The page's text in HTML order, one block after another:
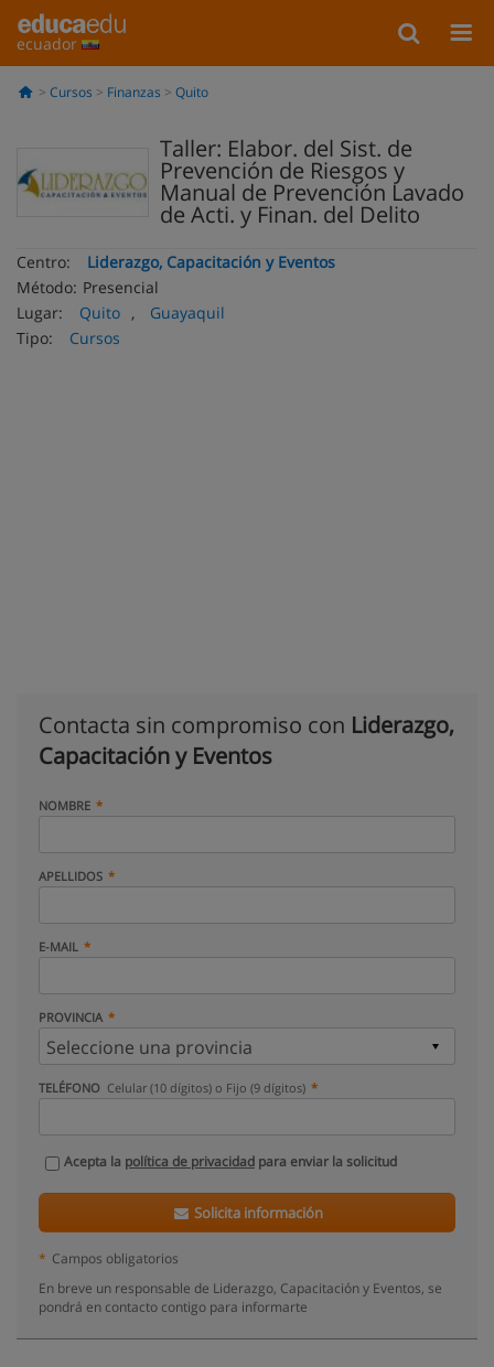
ecuador
Cursos Finanzas Quito
Taller: Elabor. del Sist. de
Prevención de Riesgos y
Manual de Prevención Lavado
de Acti. y Finan. del Delito
Centro:
Liderazgo, Capacitación y Eventos
Método: Presencial
Lugar:
Quito ,
Guayaquil
Tipo:
Cursos
Contacta sin compromiso con Liderazgo,
Capacitación y Eventos
NOMBRE
APELLIDOS
E-MAIL
PROVINCIA
TELÉFONO Celular (10 dígitos) o Fijo (9 dígitos)
Acepta la política de privacidad para enviar la solicitud
Solicita información
* Campos obligatorios
En breve un responsable de Liderazgo, Capacitación y Eventos, se
pondrá en contacto contigo para informarte